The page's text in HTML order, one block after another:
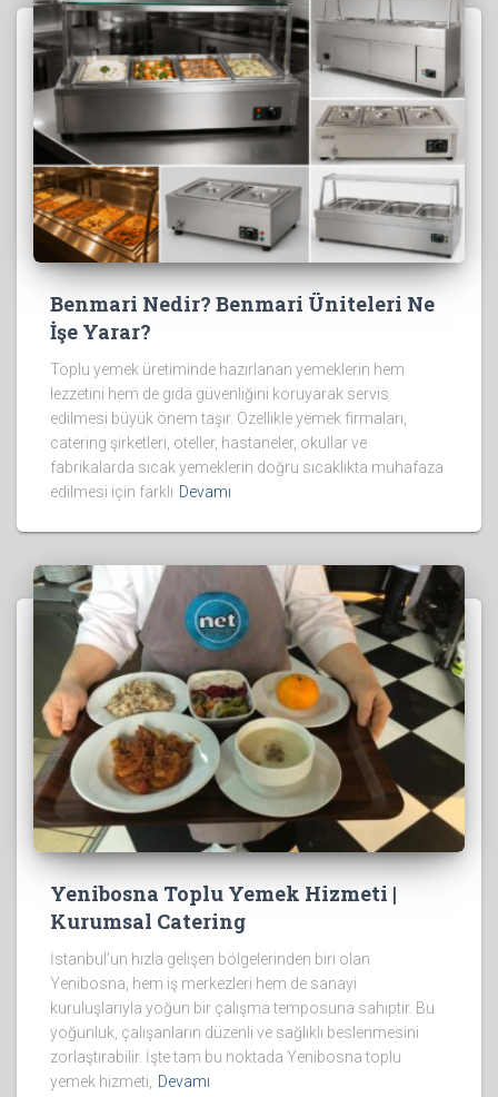
Benmari Nedir? Benmari Üniteleri Ne
İşe Yarar?
Toplu yemek üretiminde hazırlanan yemeklerin hem
lezzetini hem de gıda güvenliğini koruyarak servis
edilmesi büyük önem taşır. Özellikle yemek firmaları,
catering şirketleri, oteller, hastaneler, okullar ve
fabrikalarda sıcak yemeklerin doğru sıcaklıkta muhafaza
edilmesi için farklı Devamı
Yenibosna Toplu Yemek Hizmeti |
Kurumsal Catering
İstanbul’un hızla gelişen bölgelerinden biri olan
Yenibosna, hem iş merkezleri hem de sanayi
kuruluşlarıyla yoğun bir çalışma temposuna sahiptir. Bu
yoğunluk, çalışanların düzenli ve sağlıklı beslenmesini
zorlaştırabilir. İşte tam bu noktada Yenibosna toplu
yemek hizmeti, Devamı